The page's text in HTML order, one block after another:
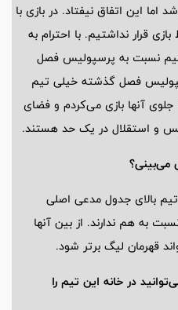
اما این اتفاق نیفتاد. در بازی با
قرار نداشتیم. با احترام به
نسبت به پرسپولیس فصل
فصل گذشته خیلی تیم
جلوی آنها بازی می‌کردم و فضای
و استقلال در یک حد هستند.
می‌بینی؟
یک مدعی اصلی وجود ندارد و 5-4تیم بالای جدول مدعی اصلی
به هم ندارند. از بین آنها
قهرمان لیگ برتر شود.
در خانه این تیم را